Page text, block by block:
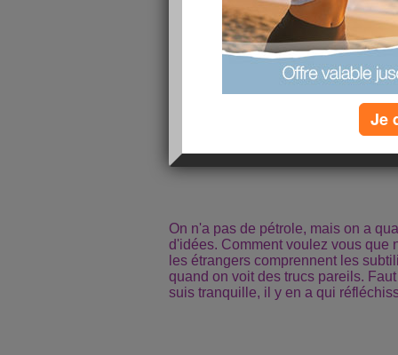
bonne humeur. La preuve :
Musique au bureau -
Musique au bureau -
Comment faire de la musique au
instruments
On n'a pas de pétrole, mais on a
d'idées. Comment voulez vous que
les étrangers comprennent les
quand on voit des trucs pareils.
suis tranquille, il y en a qui
Je